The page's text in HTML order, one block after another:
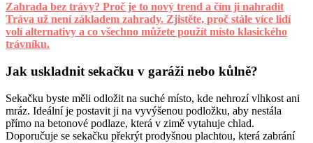
Zahrada bez trávy? Proč je to nový trend a čím ji nahradit
Tráva už není základem zahrady. Zjistěte, proč stále více lidí
volí alternativy a co všechno můžete použít místo klasického
trávníku.
Jak uskladnit sekačku v garáži nebo kůlně?
Sekačku byste měli odložit na suché místo, kde nehrozí vlhkost ani
mráz. Ideální je postavit ji na vyvýšenou podložku, aby nestála
přímo na betonové podlaze, která v zimě vytahuje chlad.
Doporučuje se sekačku překrýt prodyšnou plachtou, která zabrání